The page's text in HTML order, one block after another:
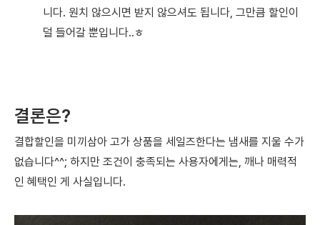
니다. 원치 않으시면 받지 않으셔도 됩니다, 그만큼 할인이
덜 들어갈 뿐입니다..ㅎ
결론은?
결합할인을 미끼삼아 고가 상품을 세일즈한다는 냄새를 지울 수가
없습니다^^; 하지만 조건이 충족되는 사용자에게는, 깨나 매력적
인 혜택인 게 사실입니다.